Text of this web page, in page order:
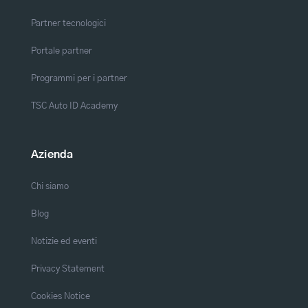
Partner tecnologici
Portale partner
Programmi per i partner
TSC Auto ID Academy
Azienda
Chi siamo
Blog
Notizie ed eventi
Privacy Statement
Cookies Notice